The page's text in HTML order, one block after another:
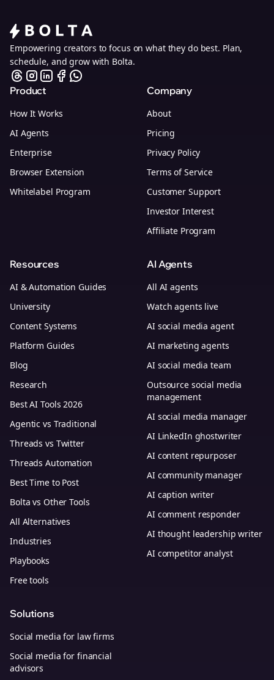
Empowering creators to focus on what they do best. Plan,
schedule, and grow with Bolta.
Product
How It Works
AI Agents
Enterprise
Browser Extension
Whitelabel Program
Company
About
Pricing
Privacy Policy
Terms of Service
Customer Support
Investor Interest
Affiliate Program
Resources
AI & Automation Guides
University
Content Systems
Platform Guides
Blog
Research
Best AI Tools 2026
Agentic vs Traditional
Threads vs Twitter
Threads Automation
Best Time to Post
Bolta vs Other Tools
All Alternatives
Industries
Playbooks
Free tools
AI Agents
All AI agents
Watch agents live
AI social media agent
AI marketing agents
AI social media team
Outsource social media
management
AI social media manager
AI LinkedIn ghostwriter
AI content repurposer
AI community manager
AI caption writer
AI comment responder
AI thought leadership writer
AI competitor analyst
Solutions
Social media for law firms
Social media for financial
advisors